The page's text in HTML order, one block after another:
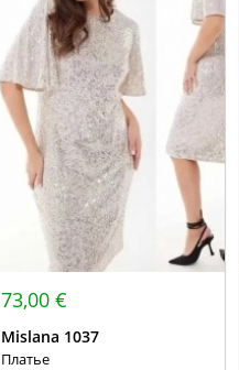
73,00 €
Mislana 1037
Платье